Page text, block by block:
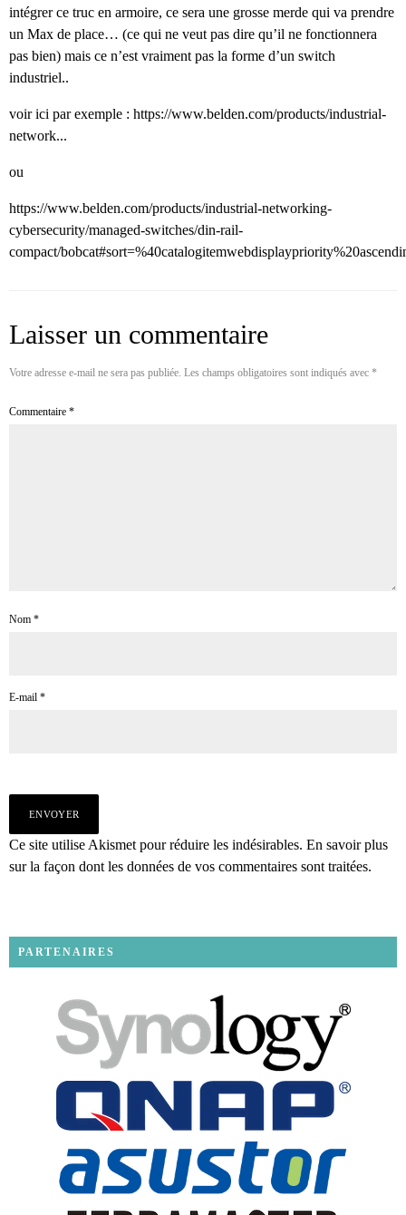
intégrer ce truc en armoire, ce sera une grosse merde qui va prendre
un Max de place… (ce qui ne veut pas dire qu’il ne fonctionnera
pas bien) mais ce n’est vraiment pas la forme d’un switch
industriel..
voir ici par exemple : https://www.belden.com/products/industrial-
network...
ou
https://www.belden.com/products/industrial-networking-
cybersecurity/managed-switches/din-rail-
compact/
Laisser un commentaire
Votre adresse e-mail ne sera pas publiée. Les champs obligatoires sont indiqués avec *
Commentaire *
Nom *
E-mail *
Ce site utilise Akismet pour réduire les indésirables. En savoir plus
sur la façon dont les données de vos commentaires sont traitées.
PARTENAIRES